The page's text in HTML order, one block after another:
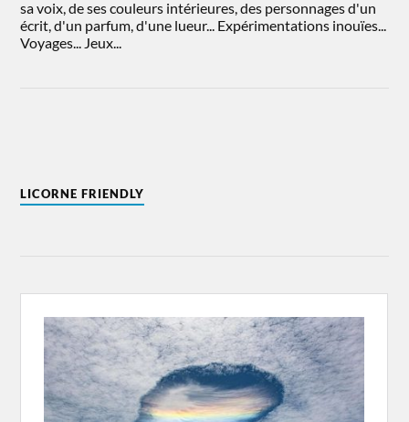
sa voix, de ses couleurs intérieures, des personnages d'un
écrit, d'un parfum, d'une lueur... Expérimentations inouïes...
Voyages... Jeux...
LICORNE FRIENDLY